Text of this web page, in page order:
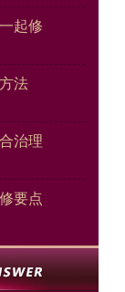
起修
法
治理
要点